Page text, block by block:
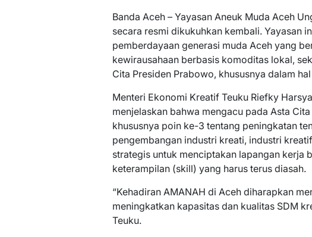
Banda Aceh – Yayasan Aneuk Muda Aceh
secara resmi dikukuhkan kembali. Yayasan
pemberdayaan generasi muda Aceh yang
kewirausahaan berbasis komoditas lokal,
Cita Presiden Prabowo, khususnya dalam
Menteri Ekonomi Kreatif Teuku Riefky
menjelaskan bahwa mengacu pada Asta
khususnya poin ke-3 tentang peningkatan
pengembangan industri kreati, industri
strategis untuk menciptakan lapangan kerja
keterampilan (skill) yang harus terus diasah.
“Kehadiran AMANAH di Aceh diharapkan
meningkatkan kapasitas dan kualitas SDM
Teuku.